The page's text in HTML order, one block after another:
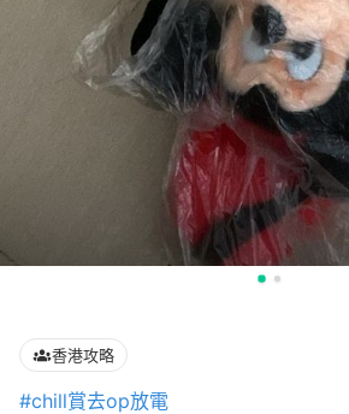
香港攻略
#chill賞去op放電